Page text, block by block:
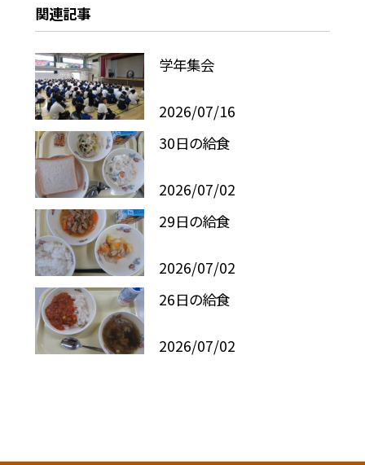
関連記事
学年集会
2026/07/16
30日の給食
2026/07/02
29日の給食
2026/07/02
26日の給食
2026/07/02